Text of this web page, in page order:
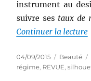
instrument au
suivre ses taux de
Continuer la lecture
Publié
le
04/09/2015 Beauté
régime, REVUE,